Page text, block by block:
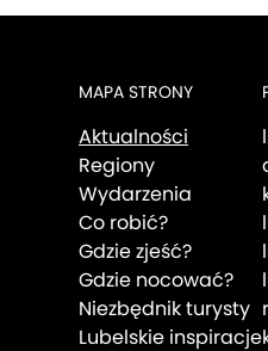
MAPA STRONY
Aktualności
Regiony
Wydarzenia
Co robić?
Gdzie zjeść?
Gdzie nocować?
Niezbędnik turysty
Lubelskie inspiracje